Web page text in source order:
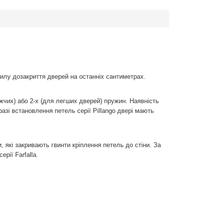
дозакриття дверей на останніх сантиметрах.
або 2-х (для легших дверей) пружин. Наявність
встановлення петель серії Pillango двері мають
які закривають гвинти кріплення петель до стіни. За
Farfalla.